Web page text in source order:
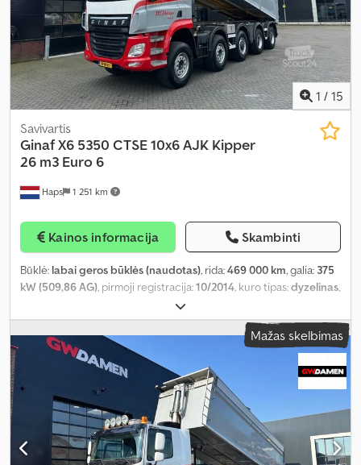
1 / 15
Haps 1 251 km
Savivartis
GinafX6 5350 CTSE 10x6 AJK Kipper
26 m3 Euro 6
Kainos informacija Skambinti
Būklė: labai geros būklės (naudotas), rida:469 000 km, galia: 375
kW (509,86 AG), pirmoji registracija:10/2014, kuro tipas:dyzelinas,
dyzelinas
stabdymas, vairuotojo kabina:dieninė kabina, pavaros tipas:
automatinis, pavarų skaičius:12, emisijos klasė: Euro 6, sėdimų
vietų skaičius:2, bendras ilgis:
2 550
, leistina ašies apkrova (ašis 1):9 000 kg
, leistina ašies apkrova
(ašis 2):
9 000 kg, leistina ašies apkrova (ašis 3):
, Gamybos
2014, Įranga:
ABS, Bluetooth, centrinis užraktas, elektrinis
langų reguliavimas, elektriškai reguliuojamas veidrodis,
navigacijos sistema, oro kondicionavimas, priekabos jungtis,
priešrūkiniai žibintai,
Mažas skelbimas